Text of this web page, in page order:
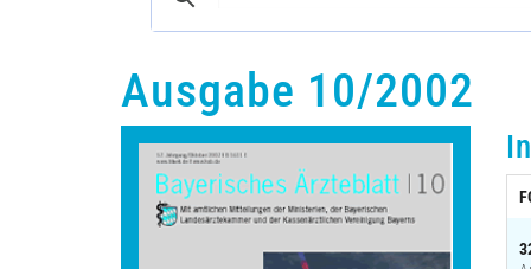
Ausgabe 10/2002